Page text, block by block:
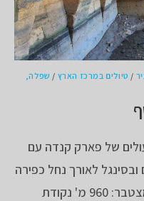
/ טיולים במרכז הארץ / שפלה,
של פארק קנדה עם
ובסינגל לאורך נחל כפירה
. אורך המסלול 40.6 ק"מ טיפוס מצטבר: 960 מ' נקודת